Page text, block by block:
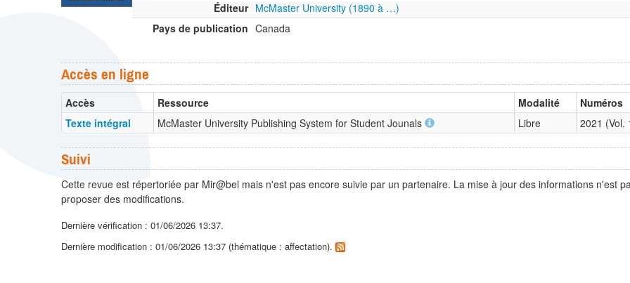
Éditeur McMaster University (1890 à …)
Pays de publication Canada
Accès en ligne
Accès Ressource Modalité Numéros
Texte intégral
McMaster University Publishing System for Student Jounals Libre 2021
Suivi
Cette revue est répertoriée par Mir@bel mais n'est pas encore suivie par un partenaire. La mise à jour des informations n'est
proposer des modifications.
Dernière vérification : 01/06/2026 13:37.
Dernière modification : 01/06/2026 13:37 (thématique : affectation).